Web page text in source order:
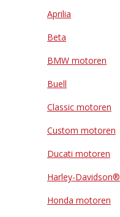
Aprilia
Beta
BMW motoren
Buell
Classic motoren
Custom motoren
Ducati motoren
Harley-Davidson®
Honda motoren